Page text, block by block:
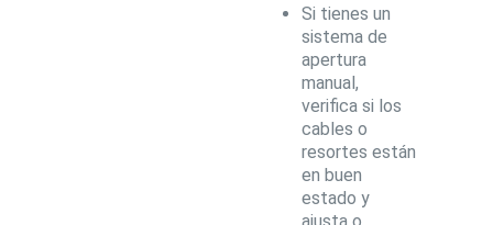
Si tienes un
sistema de
apertura
manual,
verifica si los
cables o
resortes están
en buen
estado y
ajusta o